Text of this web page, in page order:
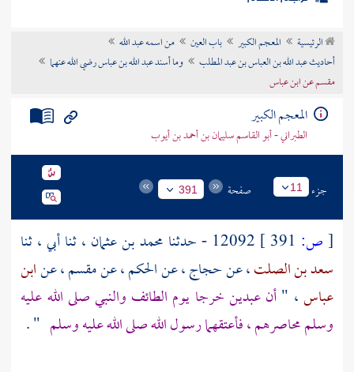
موضوعي
تراجم الأعلام
الرئيسية المعجم الكبير باب العين
من اسمه عبد الله
أحاديث عبد الله بن العباس بن عبد المطلب
وما أسند عبد الله بن عباس رضي الله عنهما
مقسم عن ابن عباس
المعجم الكبير
الطبراني - أبو القاسم سليمان بن أحمد بن أيوب
جزء 11 صفحة 391
[ص: 12092 - حدثنا محمد بن عثمان ، ثنا أبي ، ثنا
سعد بن الصلت، عنحجاج، عنالحكم، عنمقسم، عنابن
عباس، "أن عبدين خرجا يوم الطائف والنبي صلى الله عليه
وسلم محاصرهم ، فأعتقهما رسول الله صلى الله عليه وسلم " .